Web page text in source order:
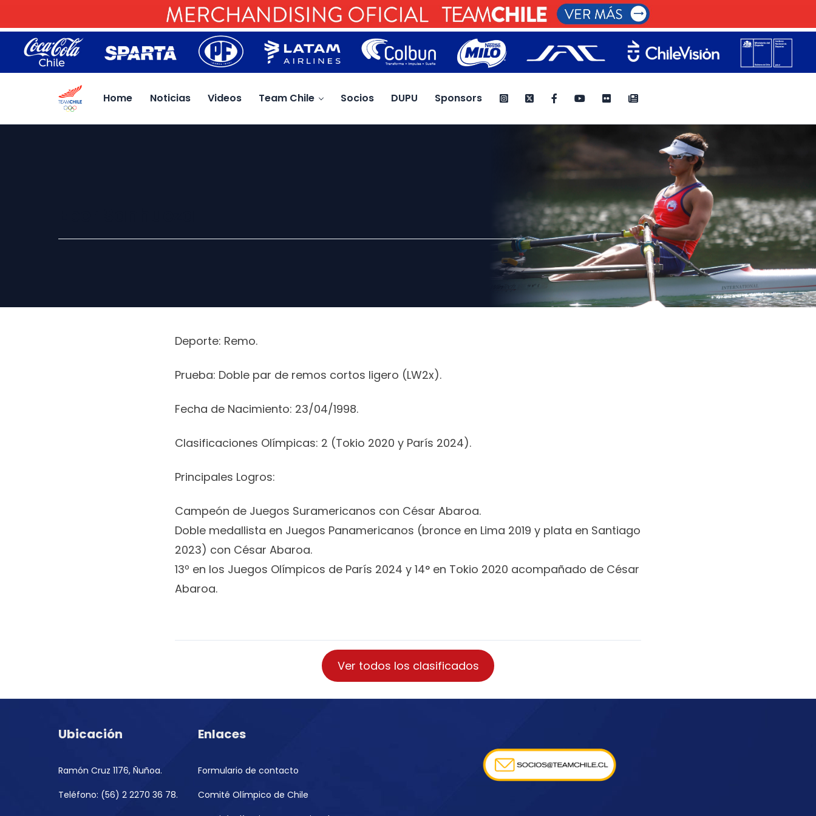
Home Noticias Videos Team Chile Socios DUPU Sponsors
Deporte: Remo.
Prueba: Doble par de remos cortos ligero (LW2x).
Fecha de Nacimiento: 23/04/1998.
Clasificaciones Olímpicas: 2 (Tokio 2020 y París 2024).
Principales Logros:
Campeón de Juegos Suramericanos con César Abaroa.
Doble medallista en Juegos Panamericanos (bronce en Lima 2019 y plata en Santiago
2023) con César Abaroa.
13º en los Juegos Olímpicos de París 2024 y 14° en Tokio 2020 acompañado de César
Abaroa.
Ver todos los clasificados
Ubicación
Ramón Cruz 1176, Ñuñoa.
Teléfono: (56) 2 2270 36 78.
Enlaces
Formulario de contacto
Comité Olímpico de Chile